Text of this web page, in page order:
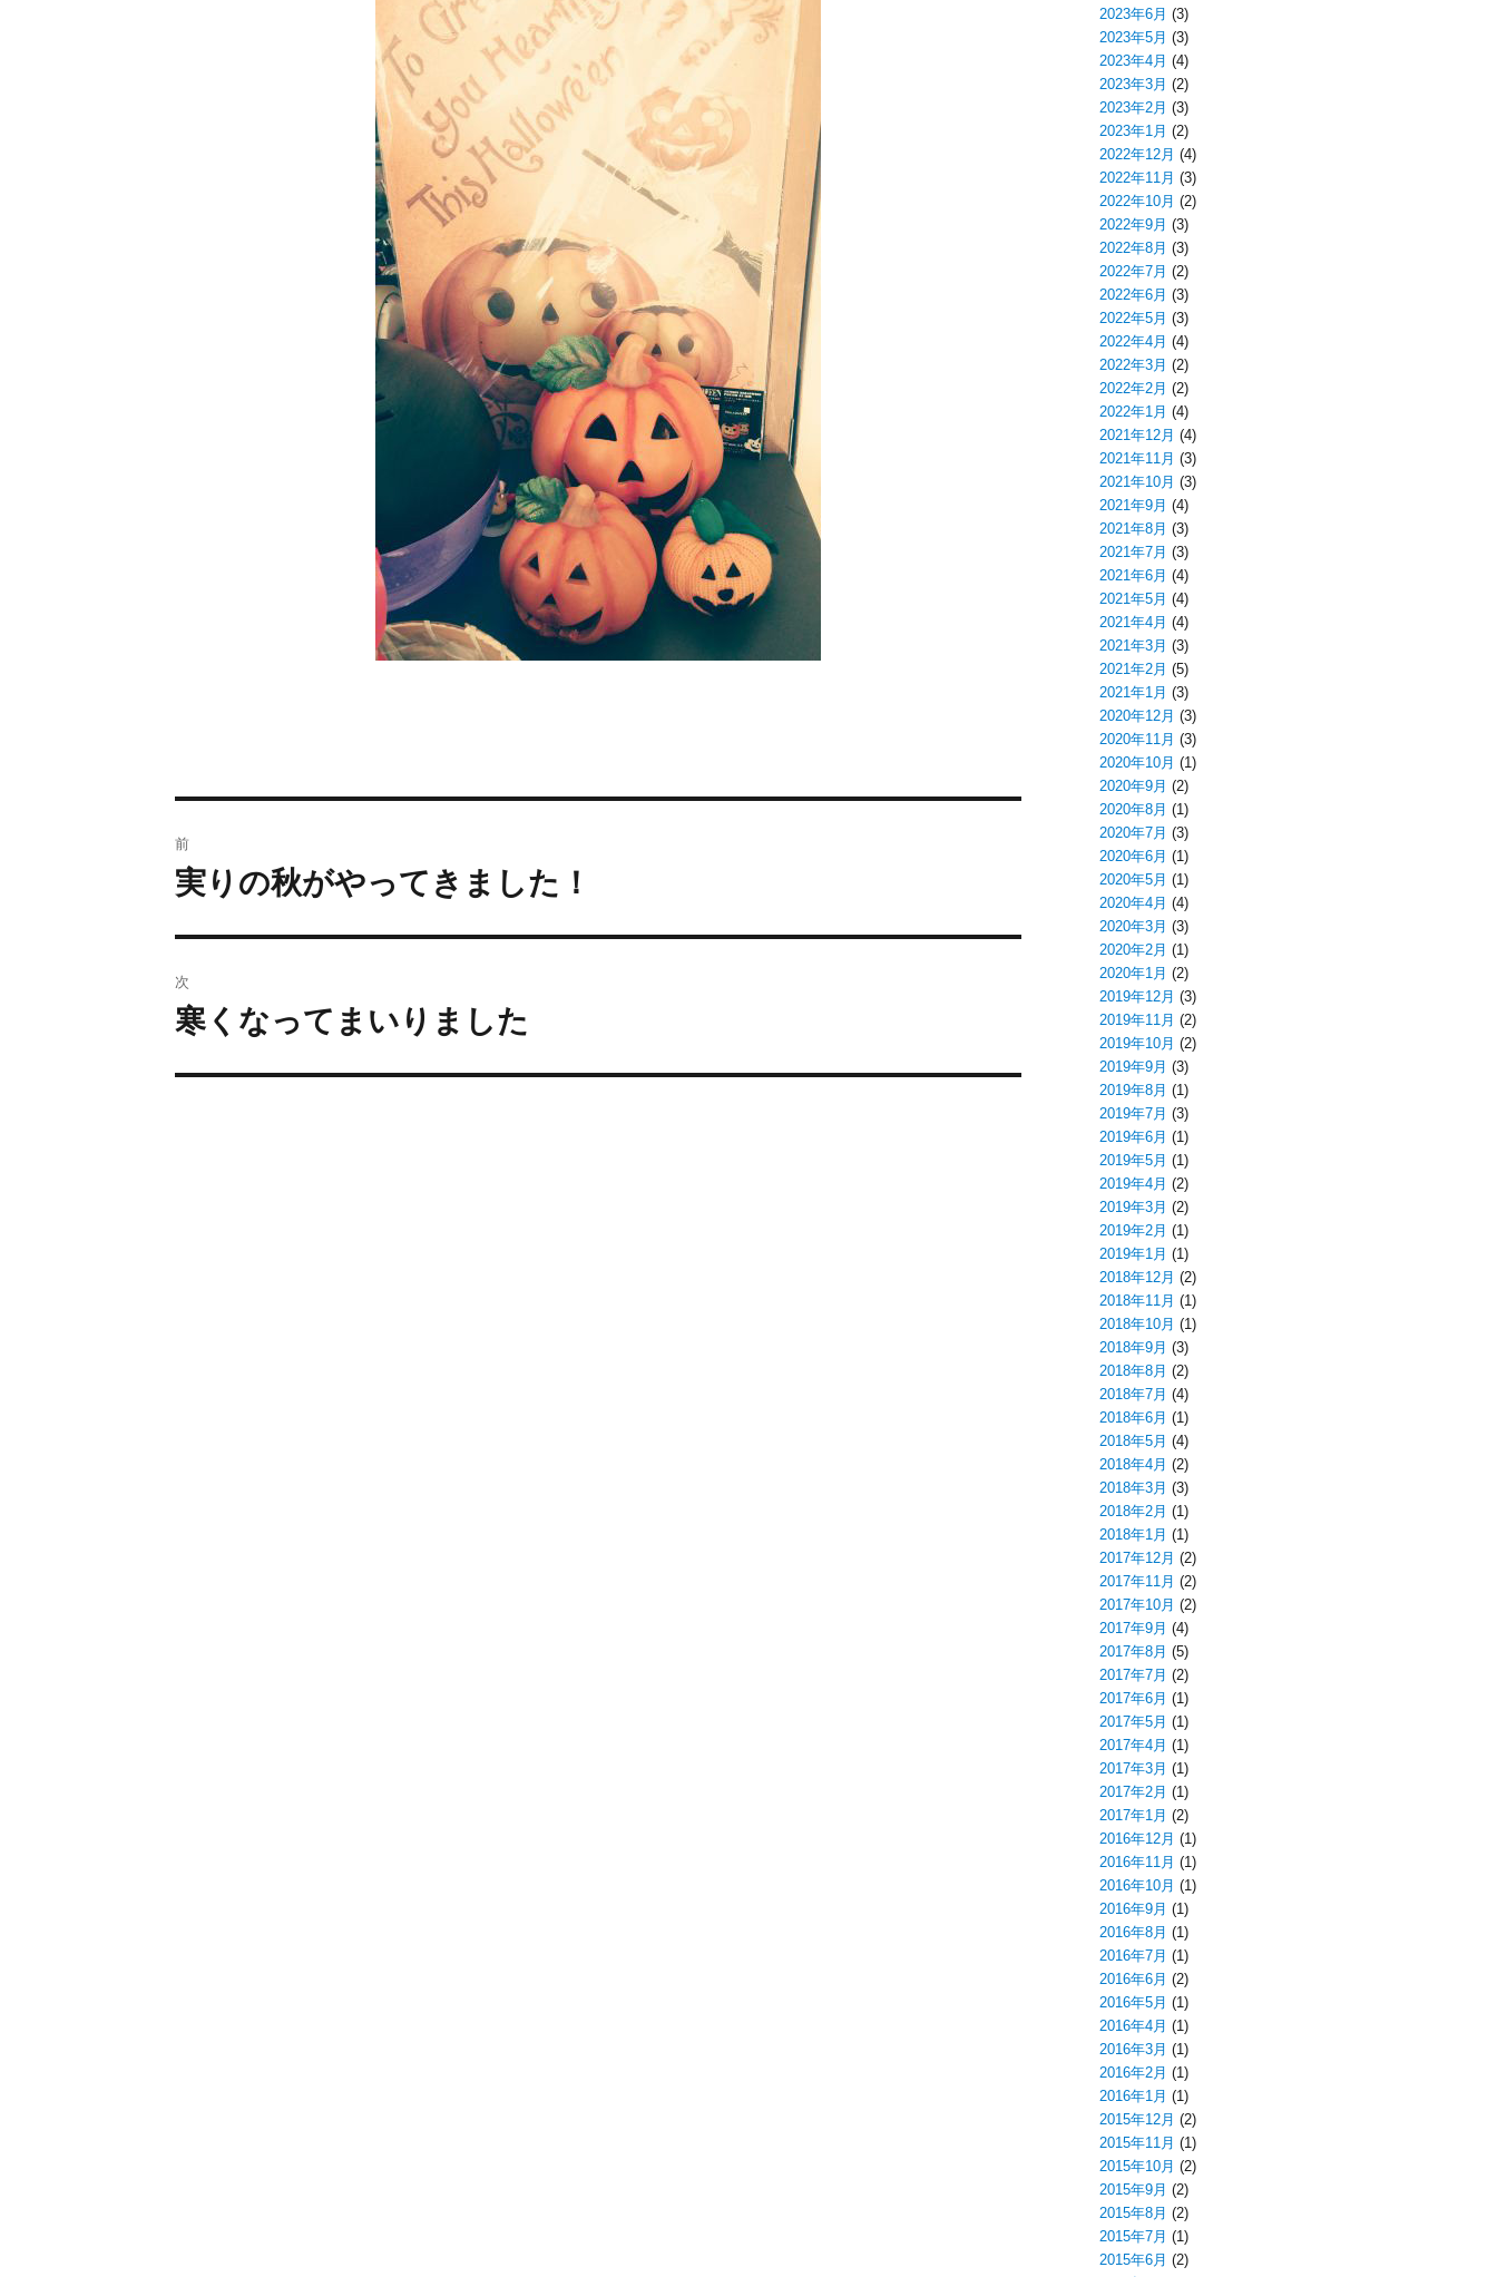
前
実りの秋がやってきました！
次
寒くなってまいりました
2023年6月 (3)
2023年5月 (3)
2023年4月 (4)
2023年3月 (2)
2023年2月 (3)
2023年1月 (2)
2022年12月 (4)
2022年11月 (3)
2022年10月 (2)
2022年9月 (3)
2022年8月 (3)
2022年7月 (2)
2022年6月 (3)
2022年5月 (3)
2022年4月 (4)
2022年3月 (2)
2022年2月 (2)
2022年1月 (4)
2021年12月 (4)
2021年11月 (3)
2021年10月 (3)
2021年9月 (4)
2021年8月 (3)
2021年7月 (3)
2021年6月 (4)
2021年5月 (4)
2021年4月 (4)
2021年3月 (3)
2021年2月 (5)
2021年1月 (3)
2020年12月 (3)
2020年11月 (3)
2020年10月 (1)
2020年9月 (2)
2020年8月 (1)
2020年7月 (3)
2020年6月 (1)
2020年5月 (1)
2020年4月 (4)
2020年3月 (3)
2020年2月 (1)
2020年1月 (2)
2019年12月 (3)
2019年11月 (2)
2019年10月 (2)
2019年9月 (3)
2019年8月 (1)
2019年7月 (3)
2019年6月 (1)
2019年5月 (1)
2019年4月 (2)
2019年3月 (2)
2019年2月 (1)
2019年1月 (1)
2018年12月 (2)
2018年11月 (1)
2018年10月 (1)
2018年9月 (3)
2018年8月 (2)
2018年7月 (4)
2018年6月 (1)
2018年5月 (4)
2018年4月 (2)
2018年3月 (3)
2018年2月 (1)
2018年1月 (1)
2017年12月 (2)
2017年11月 (2)
2017年10月 (2)
2017年9月 (4)
2017年8月 (5)
2017年7月 (2)
2017年6月 (1)
2017年5月 (1)
2017年4月 (1)
2017年3月 (1)
2017年2月 (1)
2017年1月 (2)
2016年12月 (1)
2016年11月 (1)
2016年10月 (1)
2016年9月 (1)
2016年8月 (1)
2016年7月 (1)
2016年6月 (2)
2016年5月 (1)
2016年4月 (1)
2016年3月 (1)
2016年2月 (1)
2016年1月 (1)
2015年12月 (2)
2015年11月 (1)
2015年10月 (2)
2015年9月 (2)
2015年8月 (2)
2015年7月 (1)
2015年6月 (2)